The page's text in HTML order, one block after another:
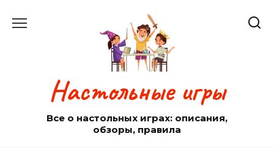
Настольные игры
Все о настольных играх: описания,
обзоры, правила